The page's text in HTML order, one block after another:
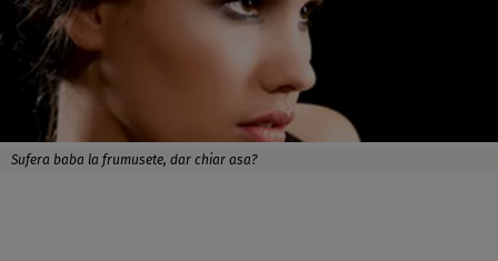
Sufera baba la frumusete, dar chiar asa?